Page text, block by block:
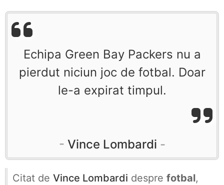
Echipa Green Bay Packers nu a
pierdut niciun joc de fotbal. Doar
le-a expirat timpul.
Vince Lombardi
Citat de Vince Lombardi despre fotbal,